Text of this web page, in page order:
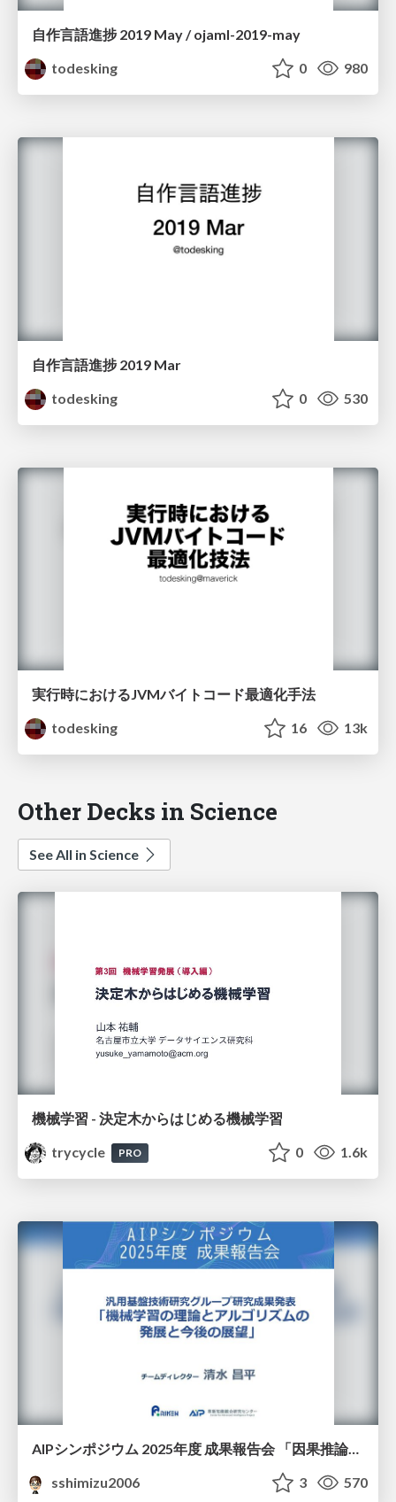
自作言語進捗 2019 May / ojaml-2019-may
todesking
0 980
自作言語進捗 2019 Mar
todesking
0 530
実行時におけるJVMバイトコード最適化手法
todesking
16 13k
Other Decks in Science
See All in Science
機械学習 - 決定木からはじめる機械学習
trycycle
PRO 0 1.6k
AIPシンポジウム 2025年度 成果報告会 「因果推論チーム」
sshimizu2006
3 570